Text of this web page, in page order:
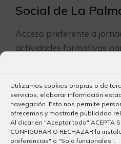
Utilizamos cookies propias o de
servicios, elaborar información
navegación. Esto nos permite
ofrecemos y mostrarle publicidad
Al clicar en "Aceptar todo" ACEPTA
CONFIGURAR O RECHAZAR la
preferencias" o "Solo funcionales".
Social de La
Acceso preferente a
actividades formativas
Convenio de